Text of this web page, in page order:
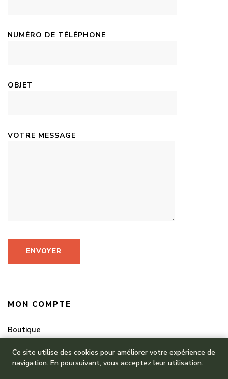
NUMÉRO DE TÉLÉPHONE
OBJET
VOTRE MESSAGE
MON COMPTE
Boutique
Mes commandes
Ce site utilise des cookies pour améliorer votre expérience de
navigation. En poursuivant, vous acceptez leur utilisation.